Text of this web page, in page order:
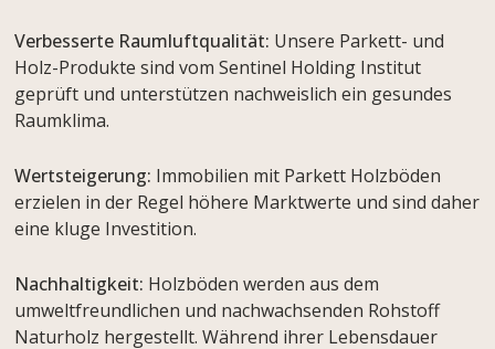
Verbesserte Raumluftqualität: Unsere Parkett- und
Holz-Produkte sind vom Sentinel Holding Institut
geprüft und unterstützen nachweislich ein gesundes
Raumklima.
Wertsteigerung: Immobilien mit Parkett Holzböden
erzielen in der Regel höhere Marktwerte und sind daher
eine kluge Investition.
Nachhaltigkeit: Holzböden werden aus dem
umweltfreundlichen und nachwachsenden Rohstoff
Naturholz hergestellt. Während ihrer Lebensdauer